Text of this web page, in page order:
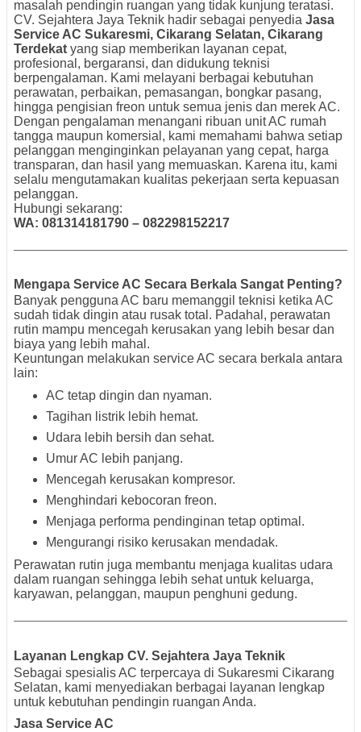
masalah pendingin ruangan yang tidak kunjung teratasi.
CV. Sejahtera Jaya Teknik hadir sebagai penyedia Jasa
Service AC Sukaresmi, Cikarang Selatan, Cikarang
Terdekat yang siap memberikan layanan cepat,
profesional, bergaransi, dan didukung teknisi
berpengalaman. Kami melayani berbagai kebutuhan
perawatan, perbaikan, pemasangan, bongkar pasang,
hingga pengisian freon untuk semua jenis dan merek AC.
Dengan pengalaman menangani ribuan unit AC rumah
tangga maupun komersial, kami memahami bahwa setiap
pelanggan menginginkan pelayanan yang cepat, harga
transparan, dan hasil yang memuaskan. Karena itu, kami
selalu mengutamakan kualitas pekerjaan serta kepuasan
pelanggan.
Hubungi sekarang:
WA: 081314181790 – 082298152217
Mengapa Service AC Secara Berkala Sangat Penting?
Banyak pengguna AC baru memanggil teknisi ketika AC
sudah tidak dingin atau rusak total. Padahal, perawatan
rutin mampu mencegah kerusakan yang lebih besar dan
biaya yang lebih mahal.
Keuntungan melakukan service AC secara berkala antara
lain:
AC tetap dingin dan nyaman.
Tagihan listrik lebih hemat.
Udara lebih bersih dan sehat.
Umur AC lebih panjang.
Mencegah kerusakan kompresor.
Menghindari kebocoran freon.
Menjaga performa pendinginan tetap optimal.
Mengurangi risiko kerusakan mendadak.
Perawatan rutin juga membantu menjaga kualitas udara
dalam ruangan sehingga lebih sehat untuk keluarga,
karyawan, pelanggan, maupun penghuni gedung.
Layanan Lengkap CV. Sejahtera Jaya Teknik
Sebagai spesialis AC terpercaya di Sukaresmi Cikarang
Selatan, kami menyediakan berbagai layanan lengkap
untuk kebutuhan pendingin ruangan Anda.
Jasa Service AC